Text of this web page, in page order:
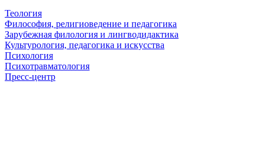
Теология
Философия, религиоведение и педагогика
Зарубежная филология и лингводидактика
Культурология, педагогика и искусства
Психология
Психотравматология
Пресс-центр